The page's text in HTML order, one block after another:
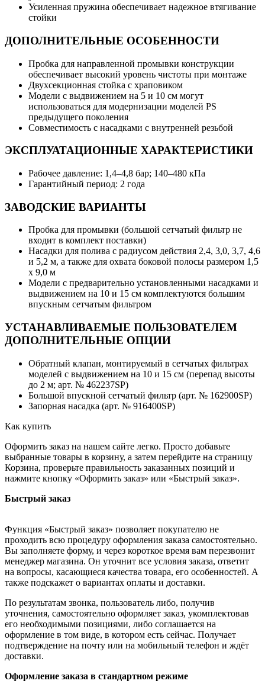
Усиленная пружина обеспечивает надежное втягивание
стойки
ДОПОЛНИТЕЛЬНЫЕ ОСОБЕННОСТИ
Пробка для направленной промывки конструкции
обеспечивает высокий уровень чистоты при монтаже
Двухсекционная стойка с храповиком
Модели с выдвижением на 5 и 10 см могут
использоваться для модернизации моделей PS
предыдущего поколения
Совместимость с насадками с внутренней резьбой
ЭКСПЛУАТАЦИОННЫЕ ХАРАКТЕРИСТИКИ
Рабочее давление: 1,4–4,8 бар; 140–480 кПа
Гарантийный период: 2 года
ЗАВОДСКИЕ ВАРИАНТЫ
Пробка для промывки (большой сетчатый фильтр не
входит в комплект поставки)
Насадки для полива с радиусом действия 2,4, 3,0, 3,7, 4,6
и 5,2 м, а также для охвата боковой полосы размером 1,5
x 9,0 м
Модели с предварительно установленными насадками и
выдвижением на 10 и 15 см комплектуются большим
впускным сетчатым фильтром
УСТАНАВЛИВАЕМЫЕ ПОЛЬЗОВАТЕЛЕМ
ДОПОЛНИТЕЛЬНЫЕ ОПЦИИ
Обратный клапан, монтируемый в сетчатых фильтрах
моделей с выдвижением на 10 и 15 см (перепад высоты
до 2 м; арт. № 462237SP)
Большой впускной сетчатый фильтр (арт. № 162900SP)
Запорная насадка (арт. № 916400SP)
Как купить
Оформить заказ на нашем сайте легко. Просто добавьте
выбранные товары в корзину, а затем перейдите на страницу
Корзина, проверьте правильность заказанных позиций и
нажмите кнопку «Оформить заказ» или «Быстрый заказ».
Быстрый заказ
Функция «Быстрый заказ» позволяет покупателю не
проходить всю процедуру оформления заказа самостоятельно.
Вы заполняете форму, и через короткое время вам перезвонит
менеджер магазина. Он уточнит все условия заказа, ответит
на вопросы, касающиеся качества товара, его особенностей. А
также подскажет о вариантах оплаты и доставки.
По результатам звонка, пользователь либо, получив
уточнения, самостоятельно оформляет заказ, укомплектовав
его необходимыми позициями, либо соглашается на
оформление в том виде, в котором есть сейчас. Получает
подтверждение на почту или на мобильный телефон и ждёт
доставки.
Оформление заказа в стандартном режиме